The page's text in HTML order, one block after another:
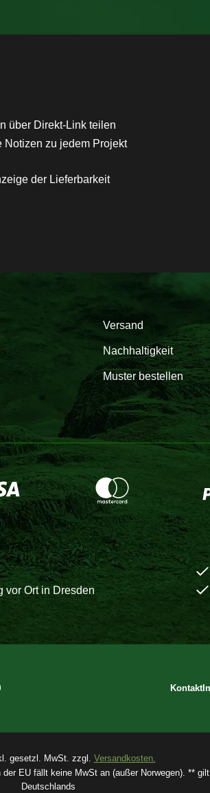
über Direkt-Link teilen
Notizen zu jedem Projekt
der Lieferbarkeit
Versand
Nachhaltigkeit
Muster bestellen
vor Ort in Dresden
Kontakt
gesetzl. MwSt. zzgl. Versandkosten.
EU fällt keine MwSt an (außer Norwegen). **
Deutschlands